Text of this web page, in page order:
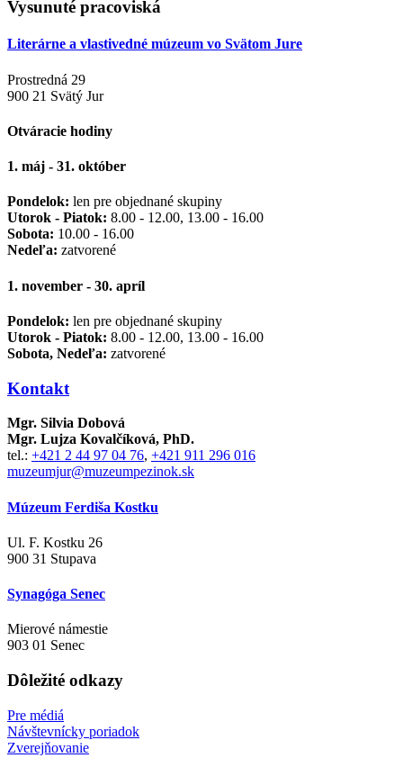
Vysunuté pracoviská
Literárne a vlastivedné múzeum vo Svätom Jure
Prostredná 29
900 21 Svätý Jur
Otváracie hodiny
1. máj - 31. október
Pondelok: len pre objednané skupiny
Utorok - Piatok: 8.00 - 12.00, 13.00 - 16.00
Sobota: 10.00 - 16.00
Nedeľa: zatvorené
1. november - 30. apríl
Pondelok: len pre objednané skupiny
Utorok - Piatok: 8.00 - 12.00, 13.00 - 16.00
Sobota, Nedeľa: zatvorené
Kontakt
Mgr. Silvia Dobová
Mgr. Lujza Kovalčíková, PhD.
tel.: +421 2 44 97 04 76, +421 911 296 016
muzeumjur@muzeumpezinok.sk
Múzeum Ferdiša Kostku
Ul. F. Kostku 26
900 31 Stupava
Synagóga Senec
Mierové námestie
903 01 Senec
Dôležité odkazy
Pre médiá
Návštevnícky poriadok
Zverejňovanie